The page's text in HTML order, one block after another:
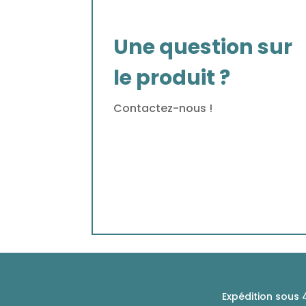
Une question sur
le produit ?
Contactez-nous !
Expédition sous